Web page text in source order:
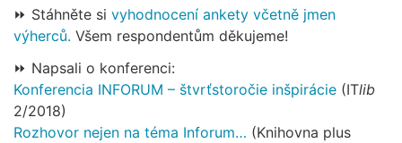
⏩ Stáhněte si vyhodnocení ankety včetně jmen
výherců. Všem respondentům děkujeme!
⏩ Napsali o konferenci:
Konferencia INFORUM – štvrťstoročie inšpirácie (ITlib
2/2018)
Rozhovor nejen na téma Inforum… (Knihovna plus